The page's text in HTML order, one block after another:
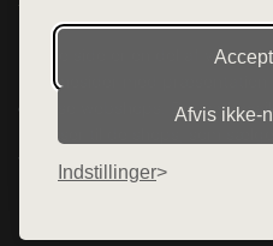
Afvis
Indstillinger
Denne side er en del af
hjemmesider med
diverse webshops. Der sælges
henviser til de shops, som
varerne på lager.